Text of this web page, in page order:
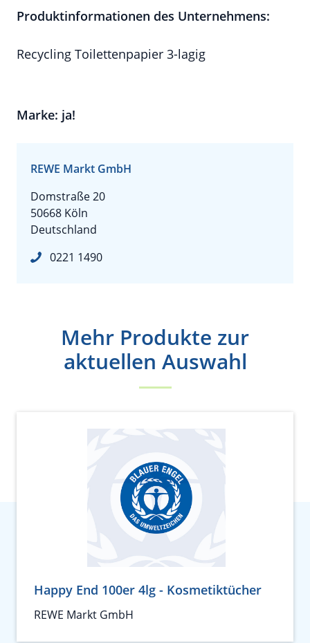
Produktinformationen des Unternehmens:
Recycling Toilettenpapier 3-lagig
Marke: ja!
REWE Markt GmbH
Domstraße 20
50668 Köln
Deutschland
0221 1490
Mehr Produkte zur
aktuellen Auswahl
Happy End 100er 4lg - Kosmetiktücher
REWE Markt GmbH